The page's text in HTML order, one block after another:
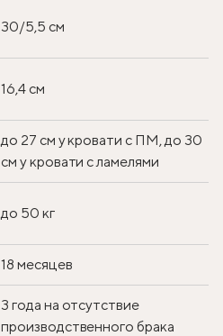
30/5,5 см
16,4 см
до 27 см у кровати с ПМ, до 30
см у кровати с ламелями
до 50 кг
18 месяцев
3 года на отсутствие
производственного брака